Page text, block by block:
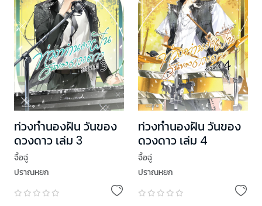
ท่วงทำนองฝัน วันของ
ดวงดาว เล่ม 3
จื้อฉู่
ปราณหยก
ท่วงทำนองฝัน วันของ
ดวงดาว เล่ม 4
จื้อฉู่
ปราณหยก